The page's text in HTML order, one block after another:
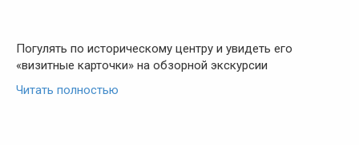
Погулять по историческому центру и увидеть его
«визитные карточки» на обзорной экскурсии
Читать полностью